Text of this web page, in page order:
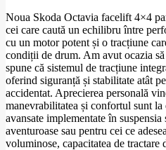
Noua Skoda Octavia facelift 4×4
cei care caută un echilibru între
cu un motor potent și o tracțiune
condiții de drum. Am avut ocazia
spune că sistemul de tracțiune
oferind siguranță și stabilitate atât
accidentat. Aprecierea personală
manevrabilitatea și confortul sunt
avansate implementate în
aventuroase sau pentru cei ce
voluminose, capacitatea de tractare